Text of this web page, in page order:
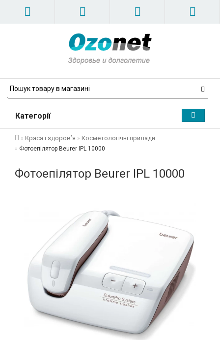
Категорії
Краса і здоров’я Косметологічні прилади
Фотоепілятор Beurer IPL 10000
Фотоепілятор Beurer IPL 10000